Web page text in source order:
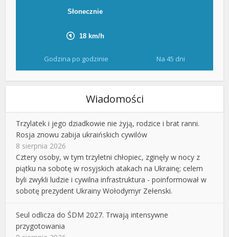
Godzina po godzinie Na 45 dni
Wiadomości
Trzylatek i jego dziadkowie nie żyją, rodzice i brat ranni.
Rosja znowu zabija ukraińskich cywilów
8 sierpnia 2026
Cztery osoby, w tym trzyletni chłopiec, zginęły w nocy z
piątku na sobotę w rosyjskich atakach na Ukrainę; celem
byli zwykli ludzie i cywilna infrastruktura - poinformował w
sobotę prezydent Ukrainy Wołodymyr Zełenski.
Seul odlicza do ŚDM 2027. Trwają intensywne
przygotowania